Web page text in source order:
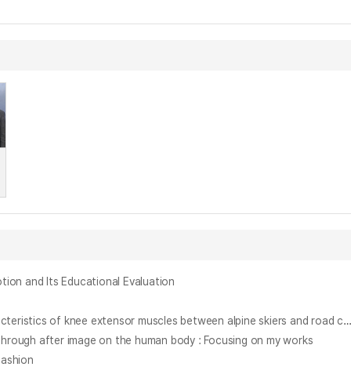
and Its Educational Evaluation
알파인 스키와 로드 사이클 숙련자의 무릎신전근 근력발현 및 근육 구조 특성 비교 연구 = Comparison of force-producing and architecture characteristics of knee extensor muscles between alpine skiers and road cyclists
through after image on the human body : Focusing on my works